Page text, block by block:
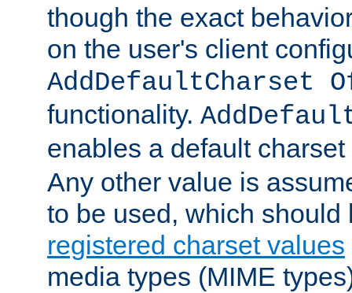
though the exact
on the user's client
AddDefaultCharset
functionality.
enables a default
Any other value is
to be used, which
registered charset values
media types (MIME